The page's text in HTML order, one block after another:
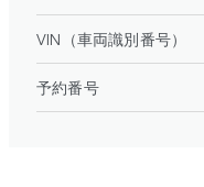
VIN（車両識別番号）
予約番号